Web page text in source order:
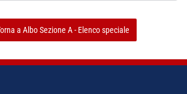
a Albo Sezione A - Elenco speciale